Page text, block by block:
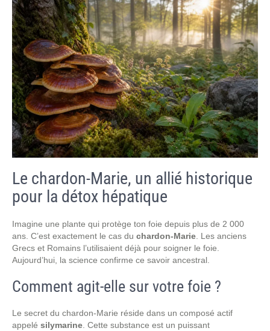
Le chardon-Marie, un allié historique
pour la détox hépatique
Imagine une plante qui protège ton foie depuis plus de 2 000
ans. C’est exactement le cas du chardon-Marie . Les anciens
Grecs et Romains l’utilisaient déjà pour soigner le foie.
Aujourd’hui, la science confirme ce savoir ancestral.
Comment agit-elle sur votre foie ?
Le secret du chardon-Marie réside dans un composé actif
appelé silymarine . Cette substance est un puissant